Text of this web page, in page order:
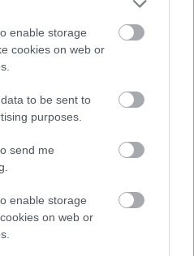
enable storage
cookies on web or
to be sent to
purposes.
send me
enable storage
on web or
végigjátszóknak is örömet